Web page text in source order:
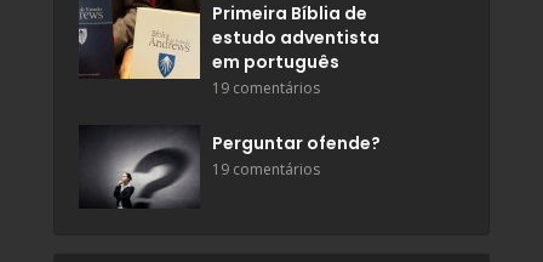
Primeira Bíblia de
estudo adventista
em português
19 comentários
Perguntar ofende?
19 comentários